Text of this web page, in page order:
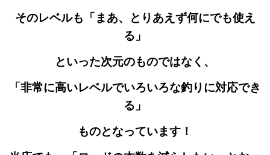
そのレベルも 「まあ、とりあえず何にでも使え
る」
といった次元のものではなく、
「非常に高いレベルでいろいろな釣りに対応でき
る」
ものとなっています！